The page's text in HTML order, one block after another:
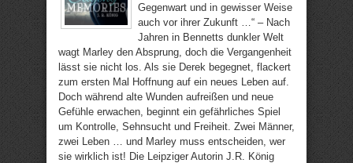
Gegenwart und in gewisser Weise
auch vor ihrer Zukunft …“ – Nach
Jahren in Bennetts dunkler Welt
wagt Marley den Absprung, doch die Vergangenheit
lässt sie nicht los. Als sie Derek begegnet, flackert
zum ersten Mal Hoffnung auf ein neues Leben auf.
Doch während alte Wunden aufreißen und neue
Gefühle erwachen, beginnt ein gefährliches Spiel
um Kontrolle, Sehnsucht und Freiheit. Zwei Männer,
zwei Leben … und Marley muss entscheiden, wer
sie wirklich ist! Die Leipziger Autorin J.R. König